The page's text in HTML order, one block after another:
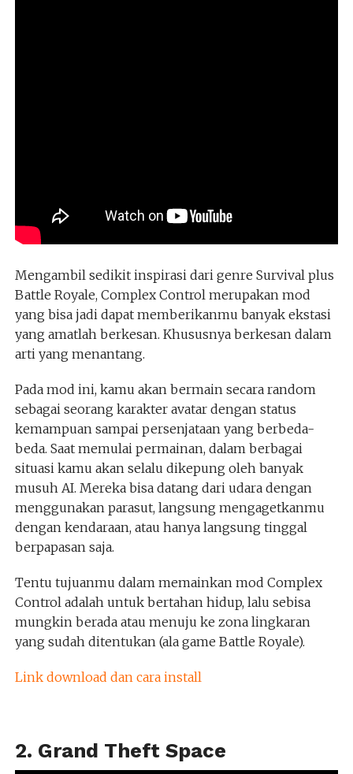
Mengambil sedikit inspirasi dari genre Survival plus
Battle Royale, Complex Control merupakan mod
yang bisa jadi dapat memberikanmu banyak ekstasi
yang amatlah berkesan. Khususnya berkesan dalam
arti yang menantang.
Pada mod ini, kamu akan bermain secara random
sebagai seorang karakter avatar dengan status
kemampuan sampai persenjataan yang berbeda-
beda. Saat memulai permainan, dalam berbagai
situasi kamu akan selalu dikepung oleh banyak
musuh AI. Mereka bisa datang dari udara dengan
menggunakan parasut, langsung mengagetkanmu
dengan kendaraan, atau hanya langsung tinggal
berpapasan saja.
Tentu tujuanmu dalam memainkan mod Complex
Control adalah untuk bertahan hidup, lalu sebisa
mungkin berada atau menuju ke zona lingkaran
yang sudah ditentukan (ala game Battle Royale).
Link download dan cara install
2. Grand Theft Space